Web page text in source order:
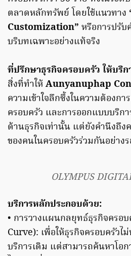
ตลาดหลักทรัพย์ โดยใช้แนวทาง
Customization” หรือการปรับ
บริบทเฉพาะอย่างแท้จริง
ที่ปรึกษาธุรกิจครอบครัว ให้บริก
สิ่งที่ทำให้ Aunyanuphap
ความเข้าใจลึกซึ้งในความต้องก
ครอบครัว และการออกแบบบริก
ด้านธุรกิจเท่านั้น แต่ยังคำนึงถึ
ของคนในครอบครัวร่วมกันอย่าง
OLYMPUS
บริการหลักประกอบด้วย:
• การวางแผนกลยุทธ์ธุรกิจครอ
Curve): เพื่อให้ธุรกิจครอบครัว
บริการเดิม แต่สามารถค้นหาโอ